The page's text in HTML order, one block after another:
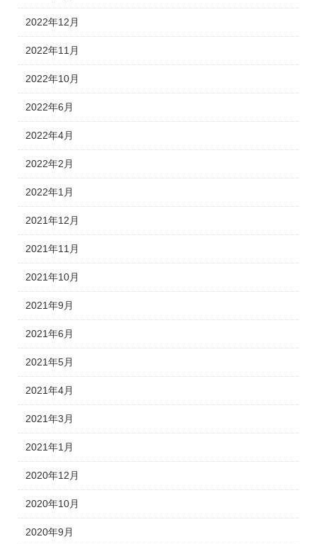
2022年12月
2022年11月
2022年10月
2022年6月
2022年4月
2022年2月
2022年1月
2021年12月
2021年11月
2021年10月
2021年9月
2021年6月
2021年5月
2021年4月
2021年3月
2021年1月
2020年12月
2020年10月
2020年9月